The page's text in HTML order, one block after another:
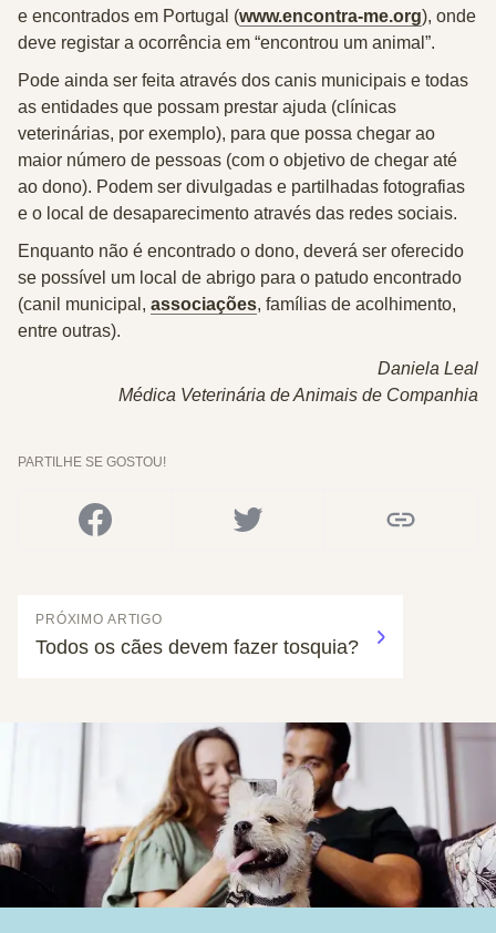
e encontrados em Portugal (www.encontra-me.org), onde
deve registar a ocorrência em “encontrou um animal”.
Pode ainda ser feita através dos canis municipais e todas
as entidades que possam prestar ajuda (clínicas
veterinárias, por exemplo), para que possa chegar ao
maior número de pessoas (com o objetivo de chegar até
ao dono). Podem ser divulgadas e partilhadas fotografias
e o local de desaparecimento através das redes sociais.
Enquanto não é encontrado o dono, deverá ser oferecido
se possível um local de abrigo para o patudo encontrado
(canil municipal, associações, famílias de acolhimento,
entre outras).
Daniela Leal
Médica Veterinária de Animais de Companhia
PARTILHE SE GOSTOU!
PRÓXIMO ARTIGO
Todos os cães devem fazer tosquia?